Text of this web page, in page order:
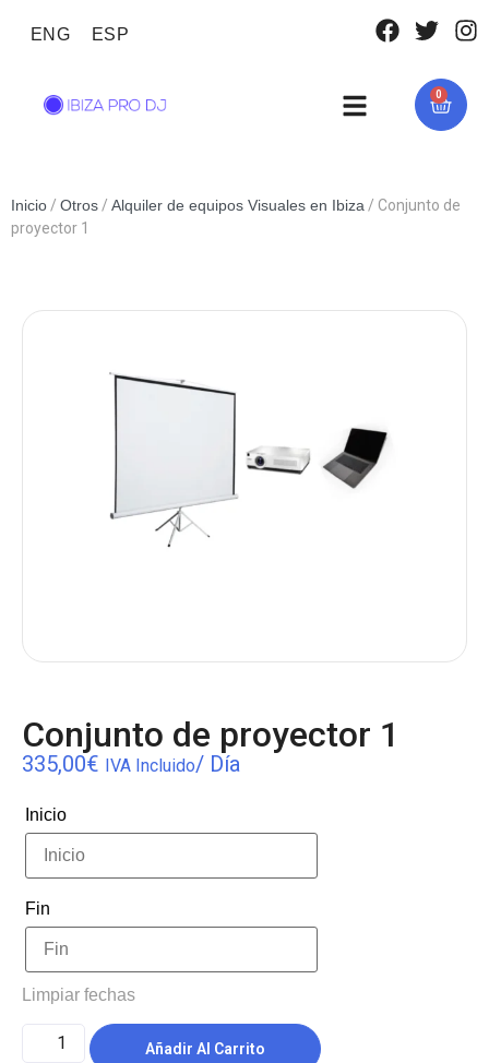
ENG ESP
0
Inicio / Otros / Alquiler de equipos Visuales en Ibiza / Conjunto de
proyector 1
Conjunto de proyector 1
335,00€ IVA Incluido/ Día
Inicio
Fin
Limpiar fechas
Añadir Al Carrito